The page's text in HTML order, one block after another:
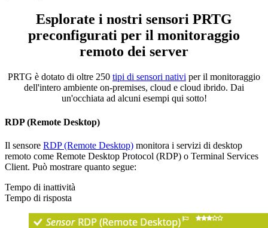
Esplorate i nostri sensori PRTG
preconfigurati per il monitoraggio
remoto dei server
PRTG è dotato di oltre 250 tipi di sensori nativi per il monitoraggio
dell'intero ambiente on-premises, cloud e cloud ibrido. Dai
un'occhiata ad alcuni esempi qui sotto!
RDP (Remote Desktop)
Il sensore RDP (Remote Desktop) monitora i servizi di desktop
remoto come Remote Desktop Protocol (RDP) o Terminal Services
Client. Può mostrare quanto segue:
Tempo di inattività
Tempo di risposta